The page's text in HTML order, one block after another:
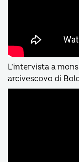
L’intervista a
arcivescovo di